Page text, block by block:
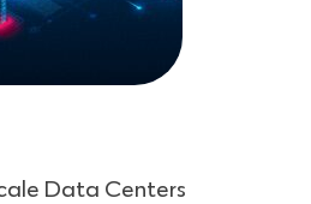
Data Centers